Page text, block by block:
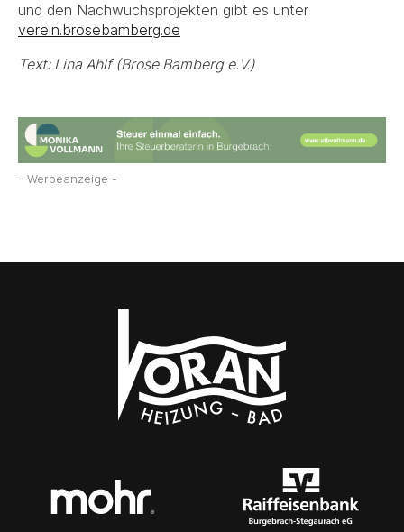
und den Nachwuchsprojekten gibt es unter
verein.brosebamberg.de
Text: Lina Ahlf (Brose Bamberg e.V.)
- Werbeanzeige -